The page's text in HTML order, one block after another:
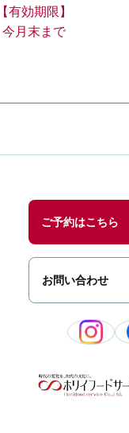
【有効期限】
今月末まで
ご予約はこちら
お問い合わせ